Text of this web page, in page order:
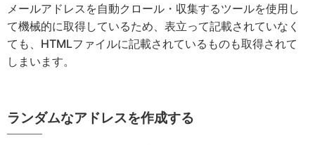
メールアドレスを自動クロール・収集するツールを使用し
て機械的に取得しているため、表立って記載されていなく
ても、HTMLファイルに記載されているものも取得されて
しまいます。
ランダムなアドレスを作成する